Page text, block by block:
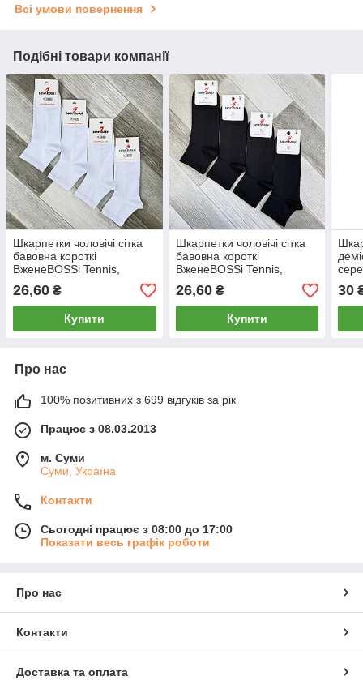
Всі умови повернення
Подібні товари компанії
Шкарпетки чоловічі сітка
бавовна короткі
ВженеBOSSі Tennis,
розмір 29 (43-44), білі,
12211
26,60 ₴
Купити
Шкарпетки чоловічі сітка
бавовна короткі
ВженеBOSSі Tennis,
розмір 29 (43-44), чорні,
12207
26,60₴
Купити
30
Про нас
100% позитивних з 699 відгуків за рік
Працює з 08.03.2013
м. Суми
Суми, Україна
Контакти
Сьогодні працює з 08:00 до 17:00
Показати весь графік роботи
Про нас
Контакти
Доставка та оплата